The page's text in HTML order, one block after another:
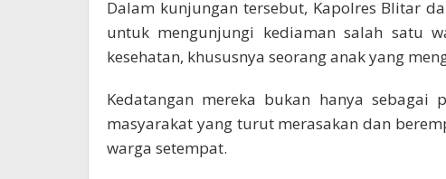
Dalam kunjungan tersebut, Kapolres Blitar
untuk mengunjungi kediaman salah satu
kesehatan, khususnya seorang anak yang
Kedatangan mereka bukan hanya sebagai
masyarakat yang turut merasakan dan
warga setempat.